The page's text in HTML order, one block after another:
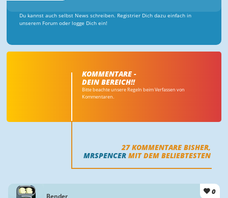
Du kannst auch selbst News schreiben. Registrier Dich dazu einfach in
unserem Forum oder logge Dich ein!
KOMMENTARE -
DEIN BEREICH!!
Bitte beachte unsere Regeln beim Verfassen von
Kommentaren.
27KOMMENTARE BISHER,
MRSPENCER MIT DEM BELIEBTESTEN
0